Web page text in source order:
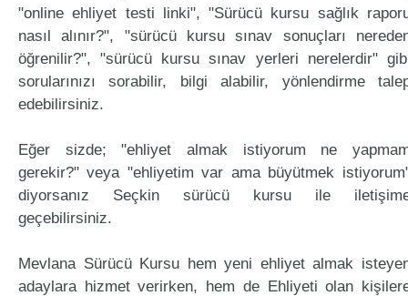
"online ehliyet testi linki", "Sürücü kursu sağlık
nasıl alınır?", "sürücü kursu sınav sonuçları
öğrenilir?", "sürücü kursu sınav yerleri nerelerdir"
sorularınızı sorabilir, bilgi alabilir, yönlendirme
edebilirsiniz.
Eğer sizde; "ehliyet almak istiyorum ne
gerekir?" veya "ehliyetim var ama büyütmek
diyorsanız Seçkin sürücü kursu ile
geçebilirsiniz.
Mevlana Sürücü Kursu hem yeni ehliyet almak
adaylara hizmet verirken, hem de Ehliyeti olan